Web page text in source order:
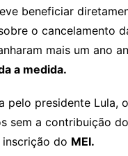
beneficiar
o cancelamento
mais um ano
a medida.
pelo presidente Lula,
sem a contribuição
do MEI.